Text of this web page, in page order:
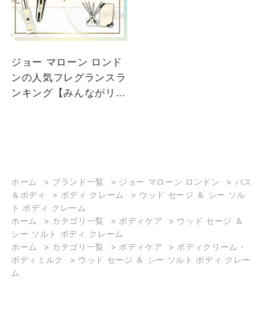
ジョー マローン ロンド
ンの人気フレグランスラ
ンキング【みんながリ...
ホーム > ブランド一覧 > ジョー マローン ロンドン > バス
＆ボディ
> ボディ クレーム > ウッド セージ ＆ シー ソル
ト ボディ クレーム
ホーム
> カテゴリ一覧 > ボディケア > ウッド セージ ＆
シー ソルト ボディ クレーム
ホーム
> カテゴリ一覧 > ボディケア > ボディクリーム・
ボディミルク
> ウッド セージ ＆ シー ソルト ボディ クレー
ム